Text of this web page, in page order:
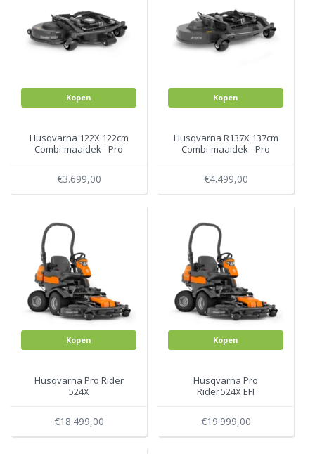
Kopen
Husqvarna 122X 122cm
Combi-maaidek - Pro
€3.699,00
Kopen
Husqvarna R137X 137cm
Combi-maaidek - Pro
€4.499,00
Kopen
Husqvarna Pro Rider
524X
€18.499,00
Kopen
Husqvarna Pro
Rider 524X EFI
€19.999,00